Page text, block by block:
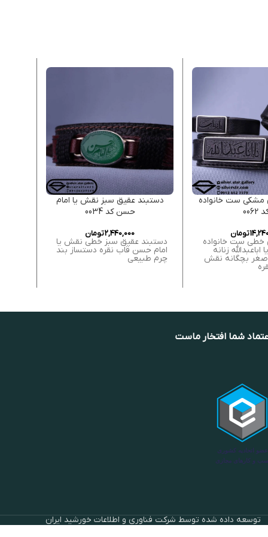
مشکی ست خانواده
تومان
خطی ست خانواده
زنانه
بچگانه نقش
دستبند عقیق سبز نقش یا امام
حسن کد 0034
2,440,000تومان
دستبند عقیق سبز خطی نقش یا
امام حسن قاب نقره دستساز بند
چرم طبیعی
شما افتخار ماست
توسعه داده شده توسط شرکت فناوری و اطلاعات خورشید ایران